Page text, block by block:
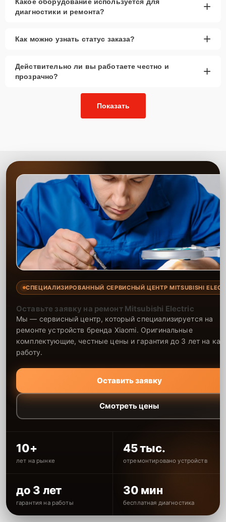
диагностики и ремонта?
+
Как можно узнать статус заказа? +
Действительно ли вы работаете честно и
прозрачно?
+
Показать
СПЕЦИАЛИЗИРОВАННЫЙ СЕРВИСНЫЙ ЦЕНТР MITSUBISHI
Оставьте заявку на ремонт Mitsubishi Electric
Мы — сервисный центр, который специализируется на
ремонте устройств бренда Xiaomi. Оригинальные
комплектующие, честные цены и гарантия до 3 лет на
работу.
Оставить заявку
Смотреть цены
10+
лет на рынке
45 тыс.
отремонтировано устройств
до 3 лет
гарантия на работы
30 мин
бесплатная диагностика